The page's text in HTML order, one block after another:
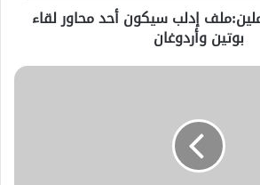
إدلب سيكون أحد محاور لقاء
بوتين وأردوغان